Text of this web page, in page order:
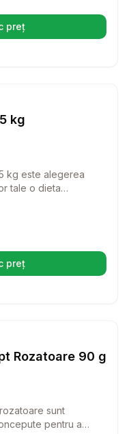
preț într-o filă nouă)
kg
kg este alegerea
tale o dieta
si sanatosi in
preț într-o filă nouă)
Hrana Rozatoare
Rozatoare 90 g
sunt
pentru a